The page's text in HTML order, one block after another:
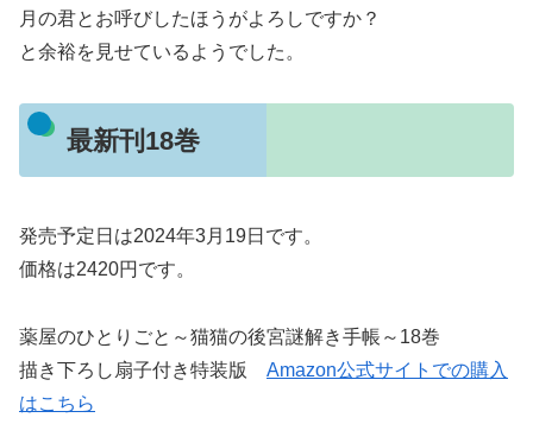
月の君とお呼びしたほうがよろしですか？
と余裕を見せているようでした。
最新刊18巻
発売予定日は2024年3月19日です。
価格は2420円です。
薬屋のひとりごと～猫猫の後宮謎解き手帳～18巻
描き下ろし扇子付き特装版 Amazon公式サイトでの購入
はこちら